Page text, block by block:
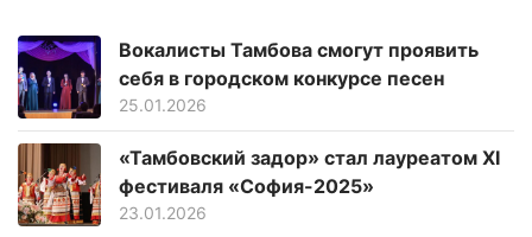
Вокалисты Тамбова смогут проявить
себя в городском конкурсе песен
25.01.2026
«Тамбовский задор» стал лауреатом XI
фестиваля «София-2025»
23.01.2026